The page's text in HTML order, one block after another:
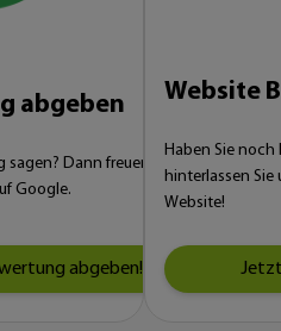
abgeben
freuen
Google.
abgeben!
Website
Haben Sie noch
hinterlassen Sie
Website!